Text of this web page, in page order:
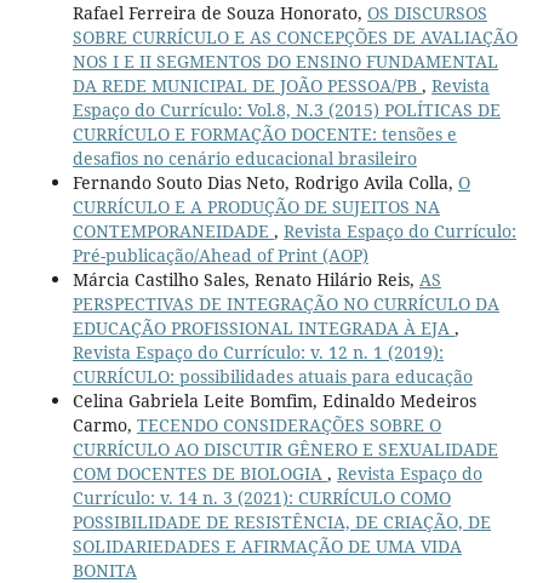
Rafael Ferreira de Souza Honorato, OS DISCURSOS
SOBRE CURRÍCULO E AS CONCEPÇÕES DE AVALIAÇÃO
NOS I E II SEGMENTOS DO ENSINO FUNDAMENTAL
DA REDE MUNICIPAL DE JOÃO PESSOA/PB , Revista
Espaço do Currículo: Vol.8, N.3 (2015) POLÍTICAS DE
CURRÍCULO E FORMAÇÃO DOCENTE: tensões e
desafios no cenário educacional brasileiro
Fernando Souto Dias Neto, Rodrigo Avila Colla, O
CURRÍCULO E A PRODUÇÃO DE SUJEITOS NA
CONTEMPORANEIDADE , Revista Espaço do Currículo:
Pré-publicação/Ahead of Print (AOP)
Márcia Castilho Sales, Renato Hilário Reis, AS
PERSPECTIVAS DE INTEGRAÇÃO NO CURRÍCULO DA
EDUCAÇÃO PROFISSIONAL INTEGRADA À EJA ,
Revista Espaço do Currículo: v. 12 n. 1 (2019):
CURRÍCULO: possibilidades atuais para educação
Celina Gabriela Leite Bomfim, Edinaldo Medeiros
Carmo, TECENDO CONSIDERAÇÕES SOBRE O
CURRÍCULO AO DISCUTIR GÊNERO E SEXUALIDADE
COM DOCENTES DE BIOLOGIA , Revista Espaço do
Currículo: v. 14 n. 3 (2021): CURRÍCULO COMO
POSSIBILIDADE DE RESISTÊNCIA, DE CRIAÇÃO, DE
SOLIDARIEDADES E AFIRMAÇÃO DE UMA VIDA
BONITA